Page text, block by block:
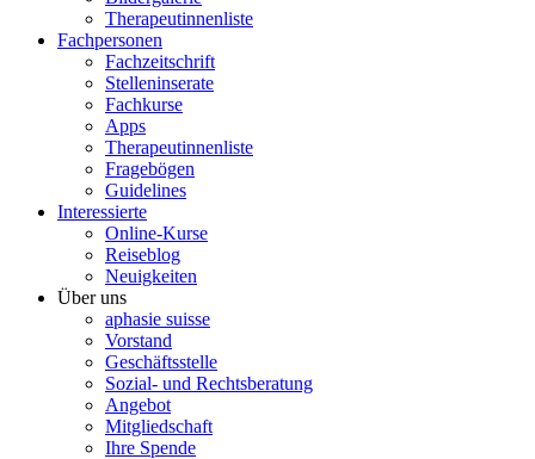
Therapeutinnenliste
Fachpersonen
Fachzeitschrift
Stelleninserate
Fachkurse
Apps
Therapeutinnenliste
Fragebögen
Guidelines
Interessierte
Online-Kurse
Reiseblog
Neuigkeiten
Über uns
aphasie suisse
Vorstand
Geschäftsstelle
Sozial- und Rechtsberatung
Angebot
Mitgliedschaft
Ihre Spende